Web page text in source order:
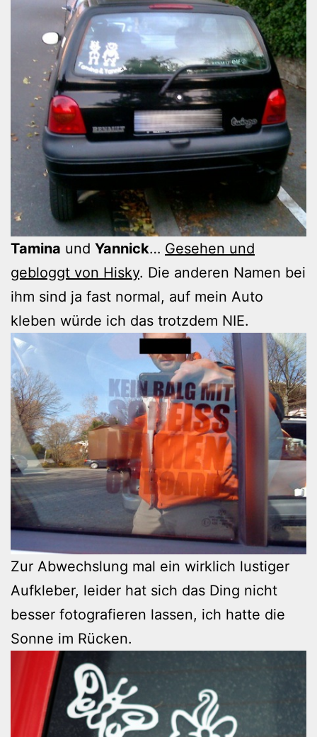
Tamina und Yannick… Gesehen und
gebloggt von Hisky. Die anderen Namen bei
ihm sind ja fast normal, auf mein Auto
kleben würde ich das trotzdem NIE.
Zur Abwechslung mal ein wirklich lustiger
Aufkleber, leider hat sich das Ding nicht
besser fotografieren lassen, ich hatte die
Sonne im Rücken.